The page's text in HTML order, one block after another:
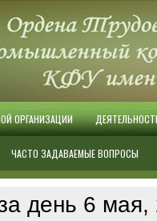
ОРГАНИЗАЦИИ
ЧАСТО ЗАДАВАЕМЫЕ ВОПРОСЫ
день 6 мая,